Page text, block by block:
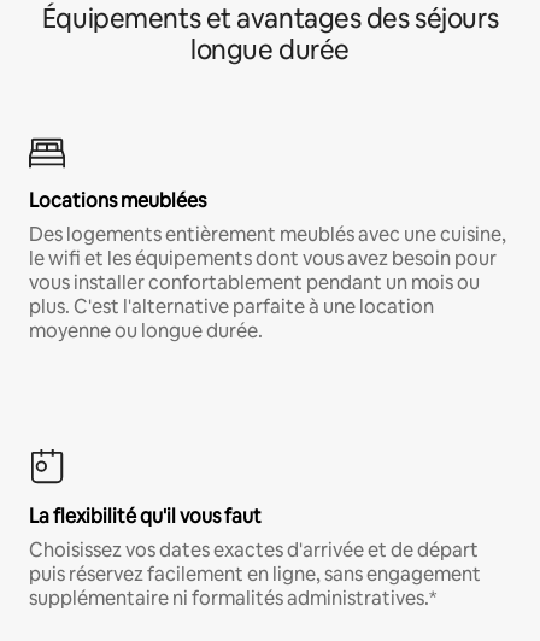
Équipements et avantages des séjours
longue durée
Locations meublées
Des logements entièrement meublés avec une cuisine,
le wifi et les équipements dont vous avez besoin pour
vous installer confortablement pendant un mois ou
plus. C'est l'alternative parfaite à une location
moyenne ou longue durée.
La flexibilité qu'il vous faut
Choisissez vos dates exactes d'arrivée et de départ
puis réservez facilement en ligne, sans engagement
supplémentaire ni formalités administratives.*